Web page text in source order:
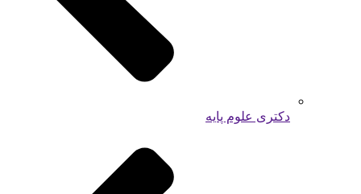
دکتری علوم پایه